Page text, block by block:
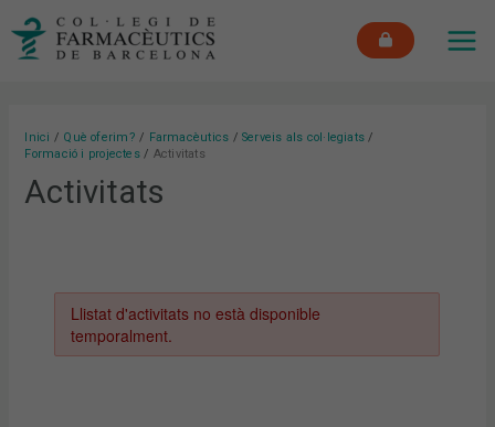
Inici Què oferim? Farmacèutics
Serveis als col·legiats
Formació i projectes
Activitats
Activitats